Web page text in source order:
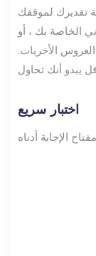
تقديرك لموقفك
الخاصة بك ، أو
الأخريات.
اختبار سريع